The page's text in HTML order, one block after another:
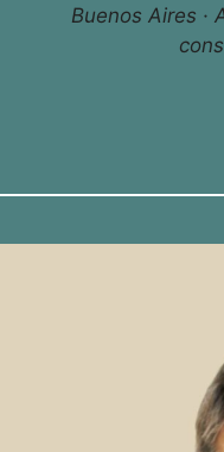
Buenos Aires ·